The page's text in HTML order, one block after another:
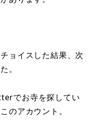
ョイスした結果、次
。
でお寺を探してい
のアカウント。